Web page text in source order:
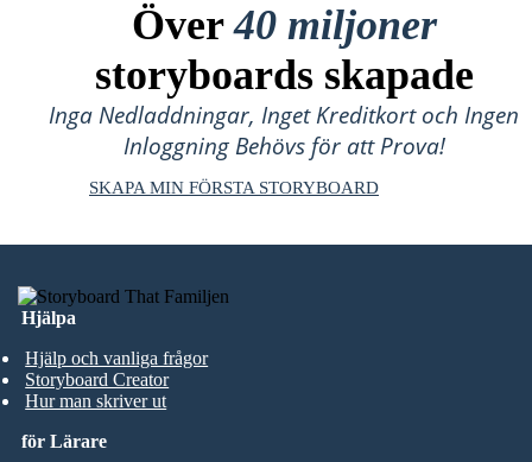
Över40 miljoner
storyboards skapade
Inga Nedladdningar, Inget Kreditkort och Ingen
Inloggning Behövs för att Prova!
SKAPA MIN FÖRSTA STORYBOARD
Hjälpa
Hjälp och vanliga frågor
Storyboard Creator
Hur man skriver ut
för Lärare